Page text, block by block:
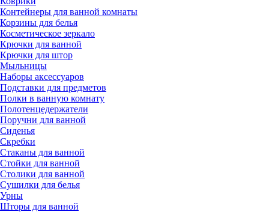
Контейнеры для ванной комнаты
Корзины для белья
Косметическое зеркало
Крючки для ванной
Крючки для штор
Мыльницы
Наборы аксессуаров
Подставки для предметов
Полки в ванную комнату
Полотенцедержатели
Поручни для ванной
Сиденья
Скребки
Стаканы для ванной
Стойки для ванной
Столики для ванной
Сушилки для белья
Урны
Шторы для ванной